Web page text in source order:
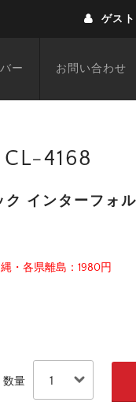
ゲスト
ー お問い合わせ
4168
インターフォ
・各県離島：1980円
数量